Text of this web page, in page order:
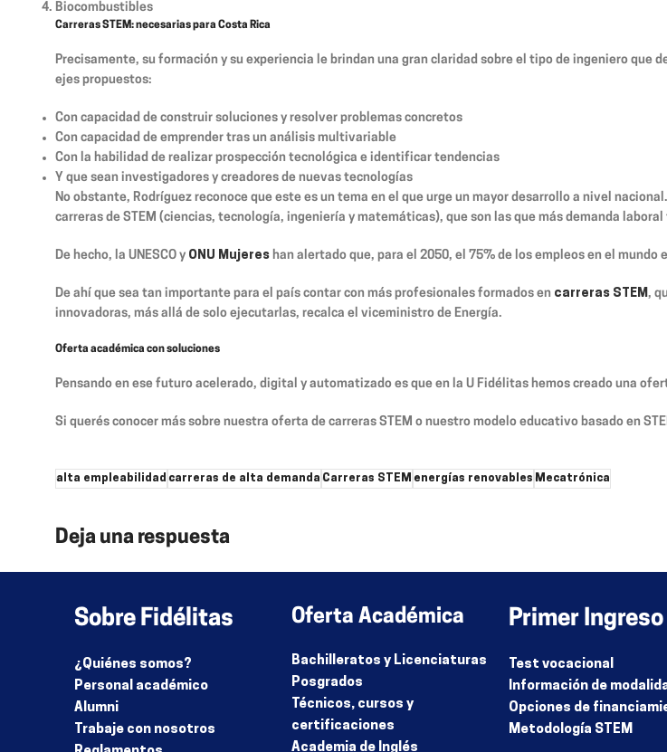
Biocombustibles
Carreras STEM: necesarias para Costa Rica
Precisamente, su formación y su experiencia le brindan una gran claridad sobre el tipo de ingeniero que
ejes propuestos:
Con capacidad de construir soluciones y resolver problemas concretos
Con capacidad de emprender tras un análisis multivariable
Con la habilidad de realizar prospección tecnológica e identificar tendencias
Y que sean investigadores y creadores de nuevas tecnologías
No obstante, Rodríguez reconoce que este es un tema en el que urge un mayor desarrollo a nivel
carreras de STEM (ciencias, tecnología, ingeniería y matemáticas), que son las que más demanda
De hecho, la UNESCO y ONU Mujeres han alertado que, para el 2050, el 75% de los empleos en el mundo
De ahí que sea tan importante para el país contar con más profesionales formados en carreras STEM,
innovadoras, más allá de solo ejecutarlas, recalca el viceministro de Energía.
Oferta académica con soluciones
Pensando en ese futuro acelerado, digital y automatizado es que en la U Fidélitas hemos creado una
Si querés conocer más sobre nuestra oferta de carreras STEM o nuestro modelo educativo basado en
alta empleabilidad carreras de alta demanda Carreras STEM energías renovables Mecatrónica
Deja una respuesta
Sobre Fidélitas
¿Quiénes somos?
Personal académico
Alumni
Trabaje con nosotros
Oferta Académica
Bachilleratos y Licenciaturas
Posgrados
Técnicos, cursos y
certificaciones
Academia de Inglés
Primer Ingreso
Test vocacional
Información de
Opciones de
Metodología STEM